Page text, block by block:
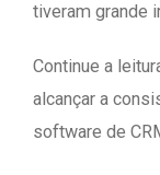
tiveram grande
Continue a
alcançar a
software de